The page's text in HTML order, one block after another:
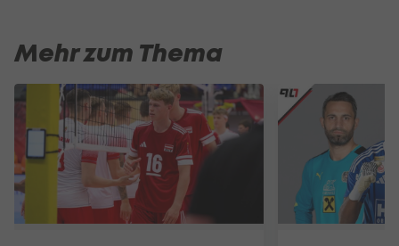
Mehr zum Thema